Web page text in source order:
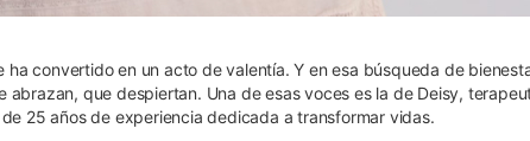
convertido en un acto de valentía. Y en esa búsqueda de
que despiertan. Una de esas voces es la de Deisy,
25 años de experiencia dedicada a transformar vidas.